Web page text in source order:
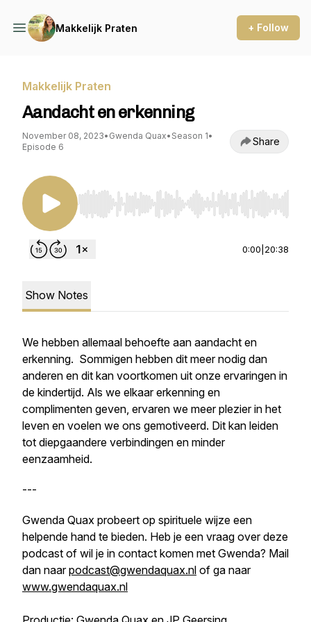
Makkelijk Praten + Follow
Makkelijk Praten
Aandacht en erkenning
November 08, 2023• Gwenda Quax• Season 1•
Episode 6
Share
Use Left/Right to seek, Home/End to jump to
0:00 20:38
Show Notes
We hebben allemaal behoefte aan aandacht en
erkenning. Sommigen hebben dit meer nodig dan
anderen en dit kan voortkomen uit onze ervaringen in
de kindertijd. Als we elkaar erkenning en
complimenten geven, ervaren we meer plezier in het
leven en voelen we ons gemotiveerd. Dit kan leiden
tot diepgaandere verbindingen en minder
eenzaamheid.
---
Gwenda Quax probeert op spirituele wijze een
helpende hand te bieden. Heb je een vraag over deze
podcast of wil je in contact komen met Gwenda? Mail
dan naarpodcast@gwendaquax.nl of ga naar
www.gwendaquax.nl